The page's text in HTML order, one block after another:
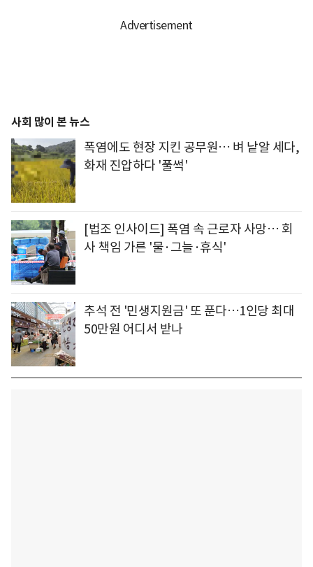
사회 많이 본 뉴스
폭염에도 현장 지킨 공무원… 벼 낱알 세다,
화재 진압하다 '풀썩'
[법조 인사이드] 폭염 속 근로자 사망… 회
사 책임 가른 '물·그늘·휴식'
추석 전 '민생지원금' 또 푼다…1인당 최대
50만원 어디서 받나